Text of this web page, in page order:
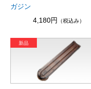
ガジン
4,180円 （税込み）